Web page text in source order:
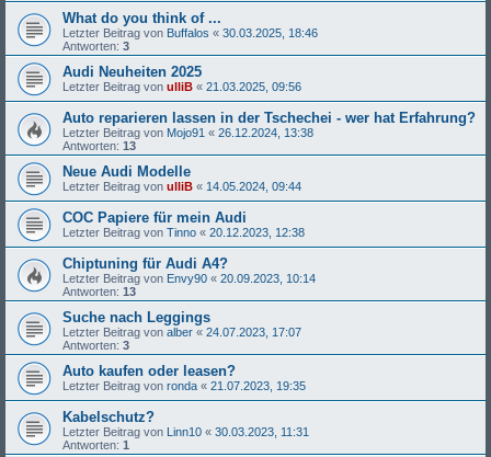
What do you think of ...
Letzter Beitrag von Buffalos « 30.03.2025, 18:46
Antworten: 3
Audi Neuheiten 2025
Letzter Beitrag von ulliB « 21.03.2025, 09:56
Auto reparieren lassen in der Tschechei - wer hat Erfahrung?
Letzter Beitrag von Mojo91 « 26.12.2024, 13:38
Antworten: 13
Neue Audi Modelle
Letzter Beitrag von ulliB « 14.05.2024, 09:44
COC Papiere für mein Audi
Letzter Beitrag von Tinno « 20.12.2023, 12:38
Chiptuning für Audi A4?
Letzter Beitrag von Envy90 « 20.09.2023, 10:14
Antworten: 13
Suche nach Leggings
Letzter Beitrag von alber « 24.07.2023, 17:07
Antworten: 3
Auto kaufen oder leasen?
Letzter Beitrag von ronda « 21.07.2023, 19:35
Kabelschutz?
Letzter Beitrag von Linn10 « 30.03.2023, 11:31
Antworten: 1